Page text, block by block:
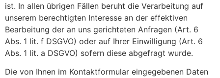
ist. In allen übrigen Fällen beruht die Verarbeitung auf
unserem berechtigten Interesse an der effektiven
Bearbeitung der an uns gerichteten Anfragen (Art. 6
Abs. 1 lit. f DSGVO) oder auf Ihrer Einwilligung (Art. 6
Abs. 1 lit. a DSGVO) sofern diese abgefragt wurde.
Die von Ihnen im Kontaktformular eingegebenen Daten